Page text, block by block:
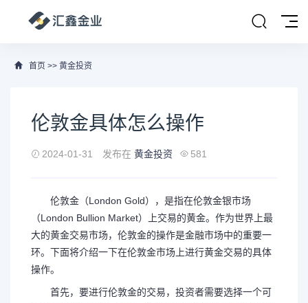
首页 >> 黄金投资
伦敦金具体怎么操作
2024-01-31 发布在 黄金投资 581
伦敦金（London Gold），是指在伦敦金银市场
（London Bullion Market）上交易的黄金。作为世界上最
大的黄金交易市场，伦敦金的操作是金融市场中的重要一
环。下面将介绍一下在伦敦金市场上进行黄金交易的具体
操作。
首先，要进行伦敦金的交易，投资者需要选择一个可